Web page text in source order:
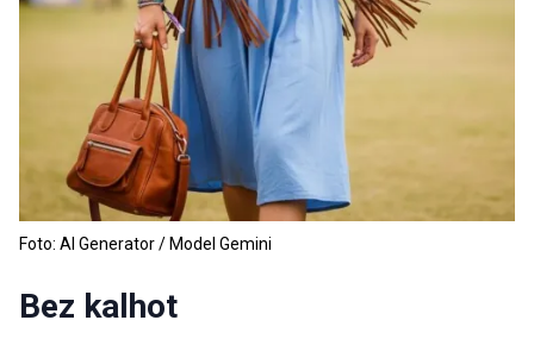
Foto: AI Generator / Model Gemini
Bez kalhot